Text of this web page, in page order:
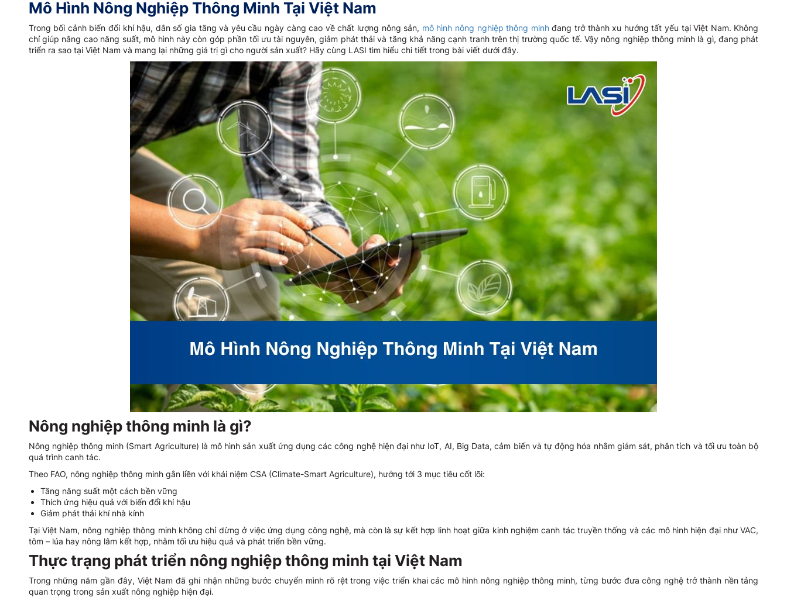
Mô Hình Nông Nghiệp Thông Minh Tại Việt Nam
Trong bối cảnh biến đổi khí hậu, dân số gia tăng và yêu cầu ngày càng cao về chất lượng nông sản, mô hình nông nghiệp thông minhđang trở thành xu hướng tất yếu tại Việt Nam. Không
chỉ giúp nâng cao năng suất, mô hình này còn góp phần tối ưu tài nguyên, giảm phát thải và tăng khả năng cạnh tranh trên thị trường quốc tế. Vậy nông nghiệp thông minh là gì, đang phát
triển ra sao tại Việt Nam và mang lại những giá trị gì cho người sản xuất? Hãy cùng LASI tìm hiểu chi tiết trong bài viết dưới đây.
Nông nghiệp thông minh là gì?
Nông nghiệp thông minh (Smart Agriculture) là mô hình sản xuất ứng dụng các công nghệ hiện đại như IoT, AI, Big Data, cảm biến và tự động hóa nhằm giám sát, phân tích và tối ưu toàn bộ
quá trình canh tác.
Theo FAO, nông nghiệp thông minh gắn liền với khái niệm CSA (Climate-Smart Agriculture), hướng tới 3 mục tiêu cốt lõi:
Tăng năng suất một cách bền vững
Thích ứng hiệu quả với biến đổi khí hậu
Giảm phát thải khí nhà kính
Tại Việt Nam, nông nghiệp thông minh không chỉ dừng ở việc ứng dụng công nghệ, mà còn là sự kết hợp linh hoạt giữa kinh nghiệm canh tác truyền thống và các mô hình hiện đại như VAC,
tôm – lúa hay nông lâm kết hợp, nhằm tối ưu hiệu quả và phát triển bền vững.
Thực trạng phát triển nông nghiệp thông minh tại Việt Nam
Trong những năm gần đây, Việt Nam đã ghi nhận những bước chuyển mình rõ rệt trong việc triển khai các mô hình nông nghiệp thông minh, từng bước đưa công nghệ trở thành nền tảng
quan trọng trong sản xuất nông nghiệp hiện đại.